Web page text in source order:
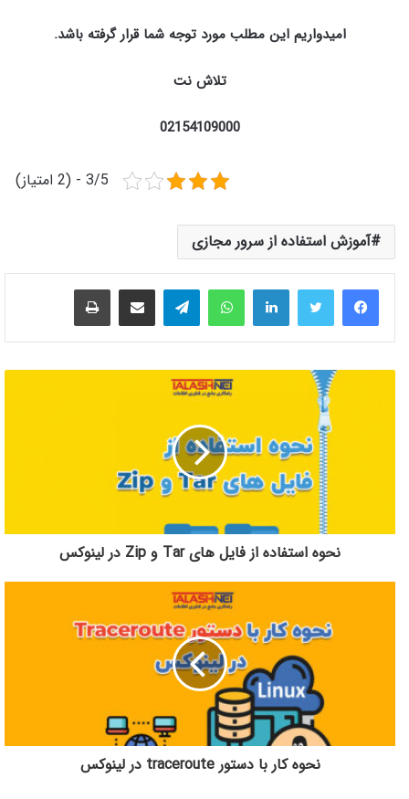
امیدواریم این مطلب مورد توجه شما قرار گرفته باشد.
تلاش نت
02154109000
3/5 - (2 امتیاز)
آموزش استفاده از سرور مجازی
لینکدینواتس آپ تلگرام اشتراک گذاری از طریق ایمیل چاپ
نحوه استفاده از فایل های Tar و Zip در لینوکس
نحوه کار با دستور traceroute در لینوکس